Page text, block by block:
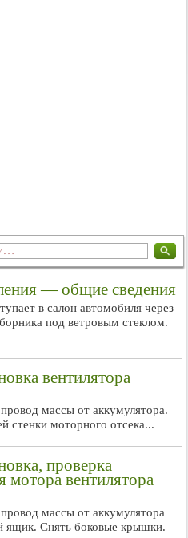
— общие сведения
в салон автомобиля через
под ветровым стеклом.
вентилятора
массы от аккумулятора.
стенки моторного отсека...
проверка
мотора вентилятора
массы от аккумулятора
ящик. Снять боковые крышки.